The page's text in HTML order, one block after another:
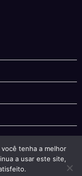
tenha a melhor
a usar este site,